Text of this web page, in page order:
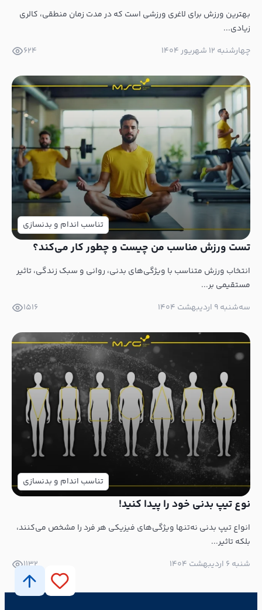
بهترین ورزش برای لاغری ورزشی است که در مدت زمان منطقی، کالری
زیادی...
چهارشنبه ۱۲ شهریور ۱۴۰۴
624
تناسب اندام و بدنسازی
تست ورزش مناسب من چیست و چطور کار می‌کند؟
انتخاب ورزش متناسب با ویژگی‌های بدنی، روانی و سبک زندگی، تاثیر
مستقیمی بر...
سه‌شنبه ۹ اردیبهشت ۱۴۰۴
1516
تناسب اندام و بدنسازی
نوع تیپ بدنی خود را پیدا کنید!
انواع تیپ بدنی نه‌تنها ویژگی‌های فیزیکی هر فرد را مشخص می‌کنند،
بلکه تاثیر...
شنبه ۶ اردیبهشت ۱۴۰۴
1132